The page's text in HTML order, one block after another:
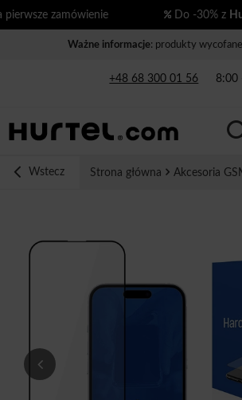
zamówienie Do -30% z
Ważne informacje: produkty
+48 68 300 01 56 8:00
Wstecz Strona główna Akcesoria